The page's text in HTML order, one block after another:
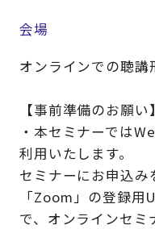
会場
オンラインでの聴講
【事前準備のお願い】
・本セミナーでは
利用いたします。
セミナーにお申込み
「Zoom」の登録用
で、オンラインセミ